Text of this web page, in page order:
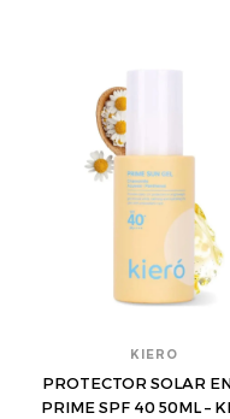
KIERO
PROTECTOR SOLAR
PRIME SPF 40 50ML –